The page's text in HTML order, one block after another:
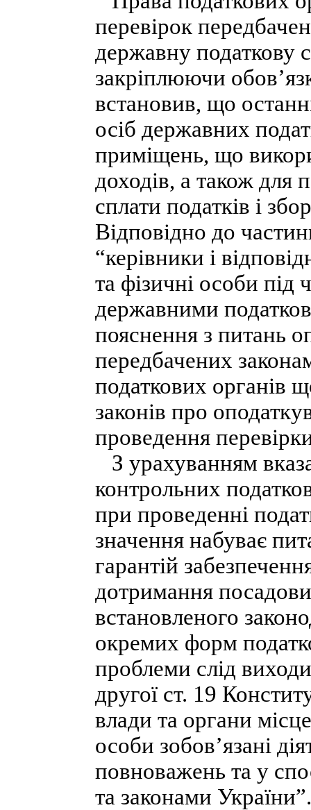
перевірок
державну податкову
закріплюючи
встановив, що
осіб державних
приміщень, що
доходів, а також для
сплати податків і
Відповідно до
“керівники і
та фізичні особи під
державними
пояснення з питань
передбачених
податкових органів
законів про
проведення
З урахуванням
контрольних
при проведенні
значення набуває
гарантій
дотримання
встановленого
окремих форм
проблеми слід
другої ст. 19
влади та органи
особи зобов’язані
повноважень та у
та законами України”.